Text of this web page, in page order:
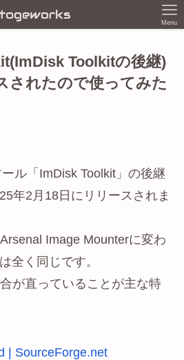
Menu
Toolkitの後継)
されたので使ってみた
ル「ImDisk Toolkit」の後継
年2月18日にリリースされま
Image Mounterに変わ
全く同じです。
が直っていることが主な特
| SourceForge.net